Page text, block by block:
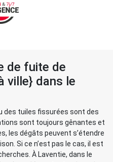
de fuite de
ville} dans le
des tuiles fissurées sont des
sont toujours gênantes et
les dégâts peuvent s’étendre
Si ce n’est pas le cas, il est
À Laventie, dans le